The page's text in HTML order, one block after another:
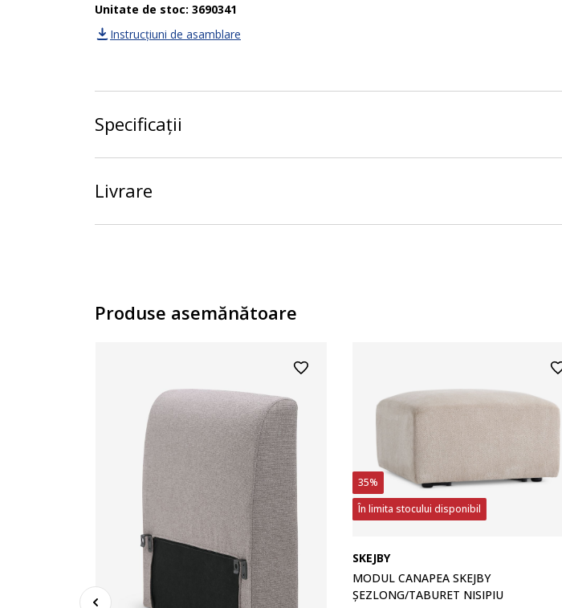
Unitate de stoc: 3690341
Instrucțiuni de asamblare
Specificații
Livrare
Produse asemănătoare
35%
În limita stocului disponibil
SKEJBY
MODUL CANAPEA SKEJBY
ȘEZLONG/TABURET NISIPIU